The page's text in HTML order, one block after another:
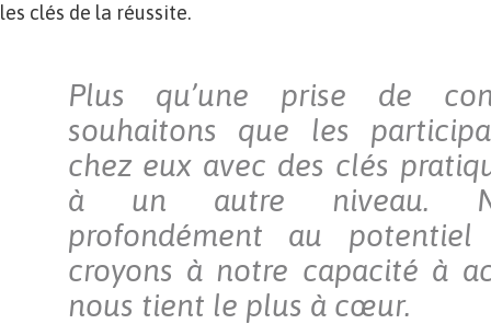
les clés de la réussite.
Plus qu’une prise de
souhaitons que les
chez eux avec des clés
à un autre niveau.
profondément au potentiel
croyons à notre capacité à
nous tient le plus à cœur.